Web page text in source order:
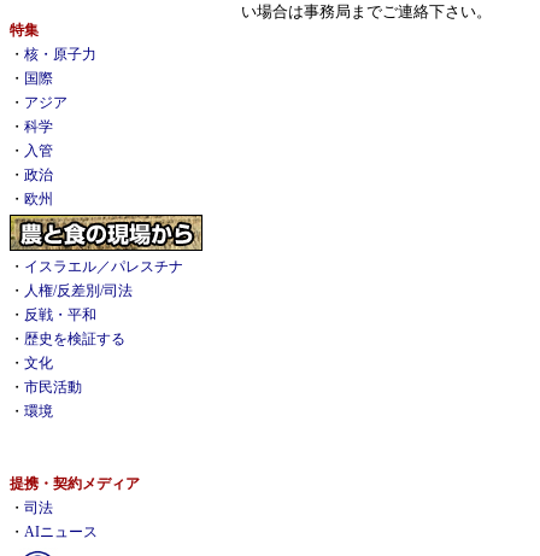
特集
・ 核・原子力
・ 国際
・ アジア
・ 科学
・ 入管
・ 政治
・ 欧州
・ イスラエル／パレスチナ
・ 人権/反差別/司法
・ 反戦・平和
・ 歴史を検証する
・ 文化
・ 市民活動
・ 環境
提携・契約メディア
・ 司法
・ AIニュース
い場合は事務局までご連絡下さい。